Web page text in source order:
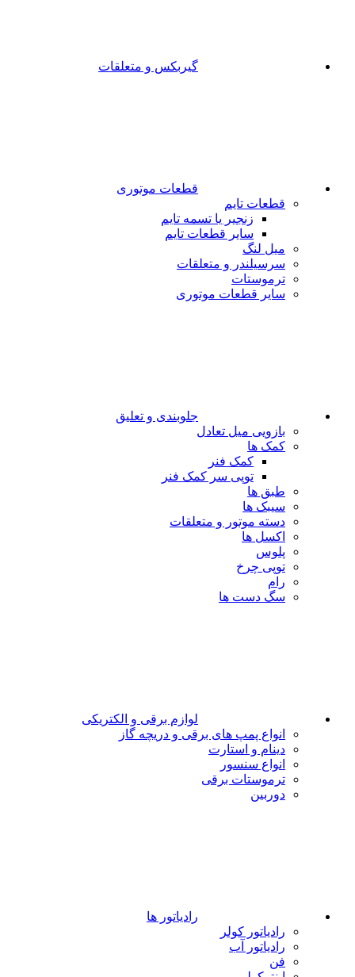
گیربکس و متعلقات
قطعات موتوری
قطعات تایم
زنجیر یا تسمه تایم
سایر قطعات تایم
میل لنگ
سرسیلندر و متعلقات
ترموستات
سایر قطعات موتوری
جلوبندی و تعلیق
بازویی میل تعادل
کمک ها
کمک فنر
توپی سر کمک فنر
طبق ها
سیبک ها
دسته موتور و متعلقات
اکسل ها
پلوس
توپی چرخ
رام
سگ دست ها
لوازم برقی و الکتریکی
انواع پمپ های برقی و دریچه گاز
دینام و استارت
انواع سنسور
ترموستات برقی
دوربین
رادیاتور ها
رادیاتور کولر
رادیاتور آب
فن